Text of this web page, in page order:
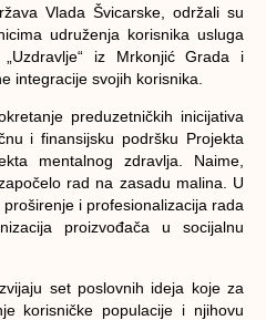
Vlada Švicarske, održali su
udruženja korisnika usluga
iz Mrkonjić Grada i
integracije svojih korisnika.
preduzetničkih inicijativa
i finansijsku podršku Projekta
mentalnog zdravlja. Naime,
rad na zasadu malina. U
i profesionalizacija rada
proizvođača u socijalnu
set poslovnih ideja koje za
korisničke populacije i njihovu